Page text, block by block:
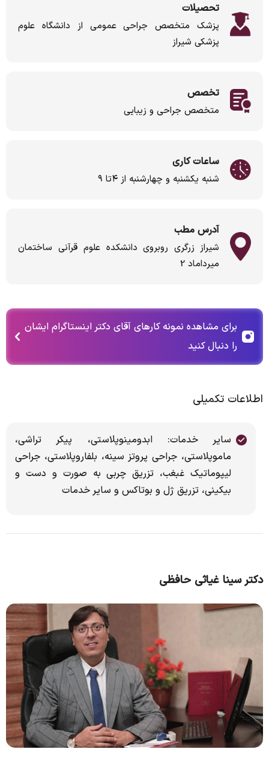
تحصیلات
پزشک متخصص جراحی عمومی از دانشگاه علوم
پزشکی شیراز
تخصص
متخصص جراحی و زیبایی
ساعات کاری
شنبه یکشنبه و چهارشنبه از ۴تا ۹
آدرس مطب
شیراز زرگری روبروی دانشکده علوم قرآنی ساختمان
میرداماد 2
برای مشاهده نمونه کارهای آقای دکتر اینستاگرام ایشان
را دنبال کنید
اطلاعات تکمیلی
سایر خدمات: ابدومینوپلاستی، پیکر تراشی،
ماموپلاستی، جراحی پروتز سینه، بلفاروپلاستی، جراحی
لیپوماتیک غبغب، تزریق چربی به صورت و دست و
بیکینی، تزریق ژل و بوتاکس و سایر خدمات
دکتر سینا غیاثی حافظی